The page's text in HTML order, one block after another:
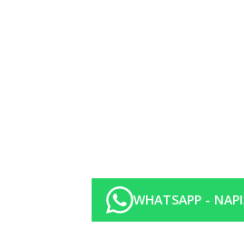
na kategorii hotelu. Taxa není
WHATSAPP -